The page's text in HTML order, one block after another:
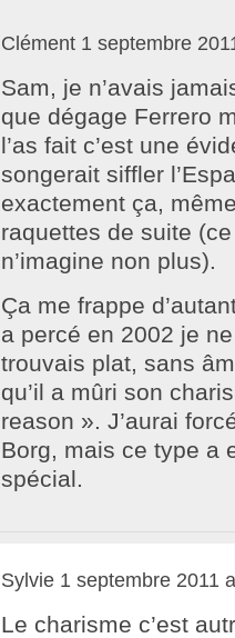
Clément 1 septembre
Sam, je n’avais
que dégage Ferrero
l’as fait c’est une
songerait siffler
exactement ça,
raquettes de suite
n’imagine non plus).
Ça me frappe
a percé en 2002 je
trouvais plat, sans
qu’il a mûri son
reason ». J’aurai
Borg, mais ce type a
spécial.
Sylvie 1 septembre 2011
Le charisme c’est